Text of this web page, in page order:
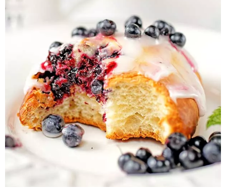
Zdrowo i fit
Kuchnie świata
SKLEP
Polski